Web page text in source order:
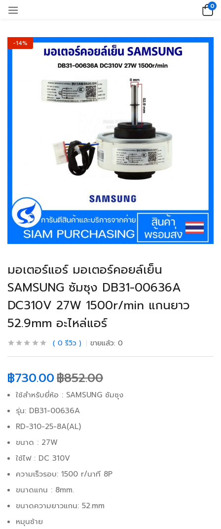
0
-14%
มอเตอร์แอร์ มอเตอร์คอยล์เย็น
SAMSUNG ซัมซุง DB31-00636A
DC310V 27W 1500r/min แกนยาว
52.9mm อะไหล่แอร์
0 รีวิว ขายแล้ว: 0
฿730.00฿852.00
ใช้สำหรับยี่ห้อ : SAMSUNG ซัมซุง
รุ่น: DB31-00636A
RD-310-25-8A(AL)
ขนาด : 27W
ใช้ไฟ : DC 310V
ความเร็วรอบ: 1500 r/นาที 8P
ขนาดแกน : 8mm.
ขนาดความยาวแกน: 52.mm
หมุนซ้าย